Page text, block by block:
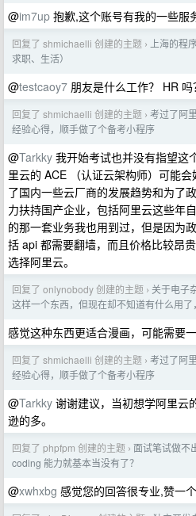
@im7up 抱歉,这个账号有我的一些服
回复了 shmichaelli 创建的主题 ›
上海的程
求职、生活）
@testcaoy7 朋友是什么工作？ HR 吗
回复了 shmichaelli 创建的主题 › 考过了阿
经验心得，顺手做了个备考小程序
@Tarkky 我开始考试也并没有指望这
里云的 ACE （认证云架构师）可能
了国内一些云厂商的发展趋势和为了
力扶持国产企业，包括阿里云这些年
的那一套业务我也用到过，但是因为
括 api 都需要翻墙，而且价格比较昂
选择阿里云。
回复了 onlynobody 创建的主题 › 关于电子
这样一个东西，但现在却不知道有什么用了
感觉这种东西更适合漫画，可能需要
回复了 shmichaelli 创建的主题 › 考过了阿
经验心得，顺手做了个备考小程序
@Tarkky 谢谢建议，当初想学阿里云
逊的多。
回复了 phpfpm 创建的主题 › 面试笔试做不
coding 能力就基本当没有了？
@xwhxbg 感觉您的回答很专业,赞一